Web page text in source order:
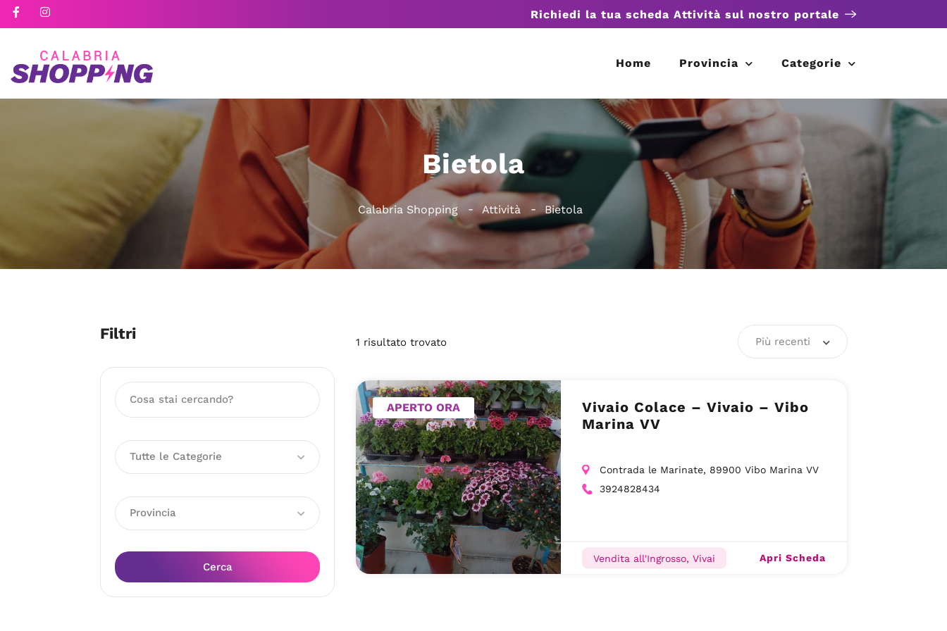
Richiedi la tua scheda Attività sul nostro portale
Home Provincia Categorie
Bietola
Calabria Shopping Attività Bietola
Filtri
Tutte le Categorie
Provincia
Cerca
1 risultato trovato Più recenti
APERTO ORA
Vivaio Colace – Vivaio – Vibo
Marina VV
Contrada le Marinate, 89900 Vibo Marina VV
3924828434
Vendita all'Ingrosso, Vivai Apri Scheda